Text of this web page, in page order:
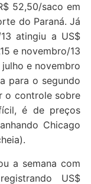
52,50/saco em
do Paraná. Já
atingiu a US$
e novembro/13
e novembro
para o segundo
o controle sobre
é de preços
Chicago
a semana com
US$